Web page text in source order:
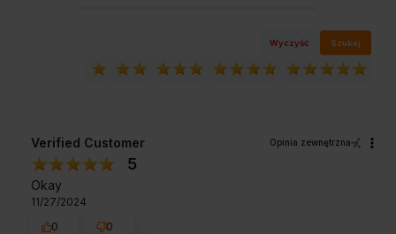
Wyczyść Szukaj
Verified Customer Opinia zewnętrzna
5
Okay
11/27/2024
0
0